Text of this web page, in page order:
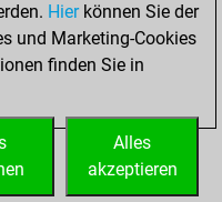
0
Hierkönnen Sie der
und Marketing-Cookies
finden Sie in
Alles
akzeptieren